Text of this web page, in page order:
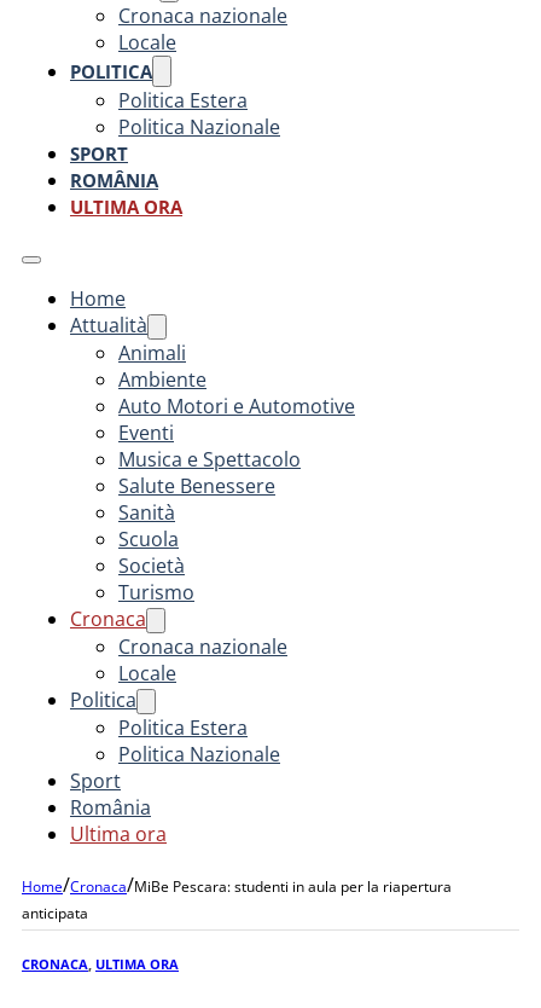
Cronaca nazionale
Locale
POLITICA
Politica Estera
Politica Nazionale
SPORT
ROMÂNIA
ULTIMA ORA
Home
Attualità
Animali
Ambiente
Auto Motori e Automotive
Eventi
Musica e Spettacolo
Salute Benessere
Sanità
Scuola
Società
Turismo
Cronaca
Cronaca nazionale
Locale
Politica
Politica Estera
Politica Nazionale
Sport
România
Ultima ora
Home/Cronaca/MiBe Pescara: studenti in aula per la riapertura
anticipata
CRONACA ULTIMA ORA